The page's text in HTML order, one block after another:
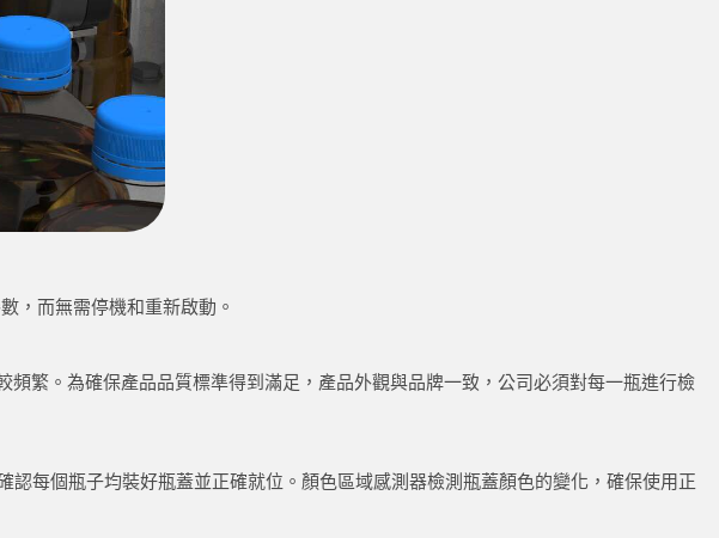
，而無需停機和重新啟動。
繁。為確保產品品質標準得到滿足，產品外觀與品牌一致，公司必須對每一瓶進行檢
每個瓶子均裝好瓶蓋並正確就位。顏色區域感測器檢測瓶蓋顏色的變化，確保使用正